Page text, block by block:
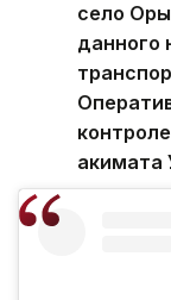
село
данного
акимата